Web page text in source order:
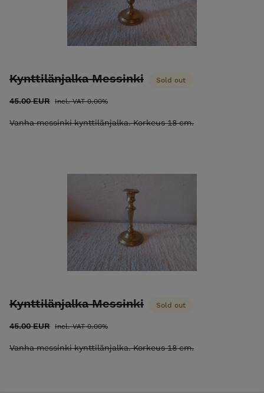
Kynttilänjalka Messinki Sold out
45.00 EUR Incl. VAT 0.00%
Vanha messinki kynttilänjalka. Korkeus 18 cm.
Kynttilänjalka Messinki Sold out
45.00 EUR Incl. VAT 0.00%
Vanha messinki kynttilänjalka. Korkeus 18 cm.